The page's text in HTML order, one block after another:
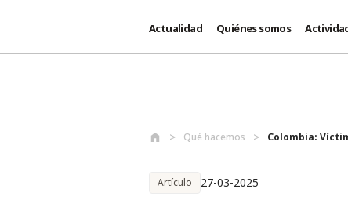
Actualidad Quiénes somos
Qué hacemos Colombia:
Artículo 27-03-2025